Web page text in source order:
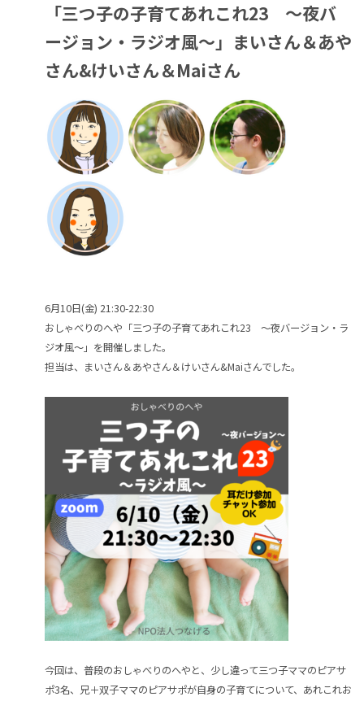
「三つ子の子育てあれこれ23 ～夜バ
ージョン・ラジオ風～」まいさん＆あや
さん&けいさん＆Maiさん
6月10日(金) 21:30-22:30
おしゃべりのへや「三つ子の子育てあれこれ23 ～夜バージョン・ラ
ジオ風～」を開催しました。
担当は、まいさん＆あやさん＆けいさん&Maiさんでした。
今回は、普段のおしゃべりのへやと、少し違って三つ子ママのピアサ
ポ3名、兄＋双子ママのピアサポが自身の子育てについて、あれこれお